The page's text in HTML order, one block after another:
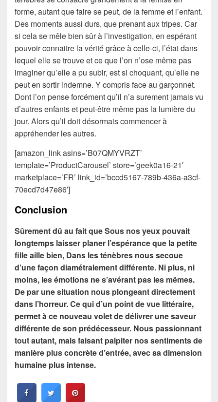
forme, autant que faire se peut, de la femme et l’enfant.
Des moments aussi durs, que prenant aux tripes. Car
si cela se mêle bien sûr à l’investigation, en espérant
pouvoir connaitre la vérité grâce à celle-ci, l’état dans
lequel elle se trouve et ce que l’on n’ose même pas
imaginer qu’elle a pu subir, est si choquant, qu’elle ne
peut en sortir indemne. Y compris face au garçonnet.
Dont l’on pense forcément qu’il n’a surement jamais vu
d’autres enfants et peut-être même pas la lumière du
jour. Alors qu’il doit désormais commencer à
appréhender les autres.
[amazon_link asins=’B07QMYVRZT’
template=’ProductCarousel’ store=’geek0a16-21′
marketplace=’FR’ link_id=’bccd5167-789b-436a-a3cf-
70ecd7d47e86′]
Conclusion
Sûrement dû au fait que Sous nos yeux pouvait
longtemps laisser planer l’espérance que la petite
fille aille bien, Dans les ténèbres nous secoue
d’une façon diamétralement différente. Ni plus, ni
moins, les émotions ne s’avérant pas les mêmes.
De par une situation nous plongeant directement
dans l’horreur. Ce qui d’un point de vue littéraire,
permet à ce nouveau volet de délivrer une saveur
différente de son prédécesseur. Nous passionnant
tout autant, mais faisant palpiter nos sentiments de
manière plus concrète d’entrée, avec sa dimension
humaine plus intense.